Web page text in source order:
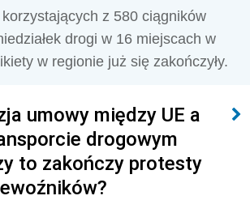
korzystających z 580 ciągników
drogi w 16 miejscach w
w regionie już się zakończyły.
umowy między UE a
drogowym
to zakończy protesty